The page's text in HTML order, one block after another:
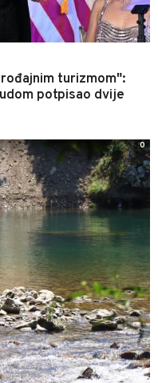
turizmom":
potpisao dvije
0